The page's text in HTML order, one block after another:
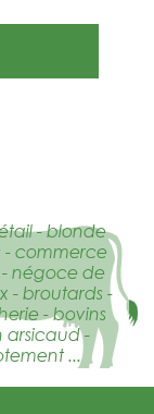
- blonde
commerce
négoce de
- broutards -
- bovins
arsicaud -
...